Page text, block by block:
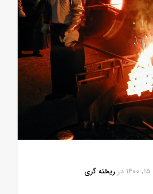
در ریخته گری